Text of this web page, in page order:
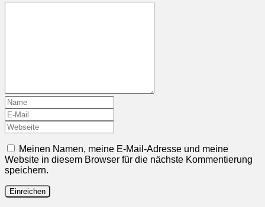
Meinen Namen, meine E-Mail-Adresse und meine
Website in diesem Browser für die nächste Kommentierung
speichern.